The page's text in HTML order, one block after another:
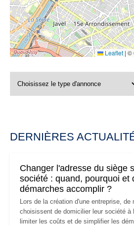
Leaflet | ©
DERNIÈRES
Changer l'adresse du siège
société : quand, pourquoi et
démarches accomplir ?
Lors de la création d'une entreprise, de
choisissent de domicilier leur société à
limiter les coûts et de simplifier les